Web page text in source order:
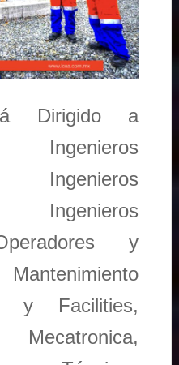
Dirigido a
Ingenieros
Ingenieros
y
y Facilities,